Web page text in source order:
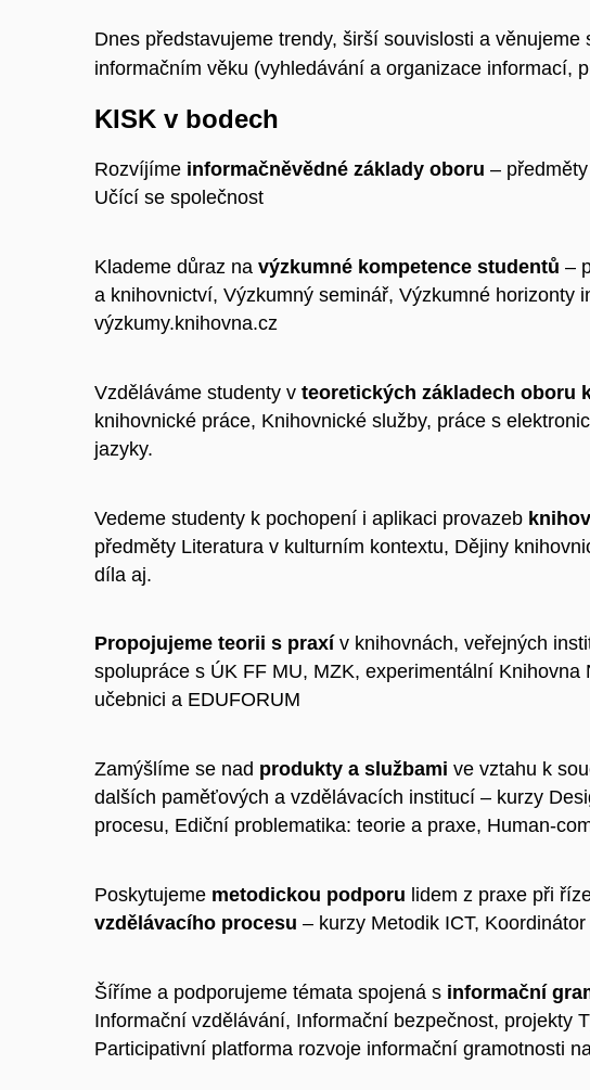
Dnes představujeme trendy, širší souvislosti a
informačním věku (vyhledávání a organizace informací,
KISK v bodech
Rozvíjíme informačněvědné základy oboru –
Učící se společnost
Klademe důraz na výzkumné kompetence studentů –
a knihovnictví, Výzkumný seminář, Výzkumné horizonty
výzkumy.knihovna.cz
Vzděláváme studenty v teoretických základech oboru
knihovnické práce, Knihovnické služby, práce s
jazyky.
Vedeme studenty k pochopení i aplikaci provazeb
předměty Literatura v kulturním kontextu, Dějiny
díla aj.
Propojujeme teorii s praxí v knihovnách, veřejných
spolupráce s ÚK FF MU, MZK, experimentální
učebnici a EDUFORUM
Zamýšlíme se nad produkty a službami ve vztahu k
dalších paměťových a vzdělávacích institucí – kurzy
procesu, Ediční problematika: teorie a praxe, Human-
Poskytujeme metodickou podporu lidem z praxe při
vzdělávacího procesu – kurzy Metodik ICT,
Šíříme a podporujeme témata spojená s informační
Informační vzdělávání, Informační bezpečnost, projekty
Participativní platforma rozvoje informační gramotnosti